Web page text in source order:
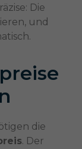
Die
und
die
. Der